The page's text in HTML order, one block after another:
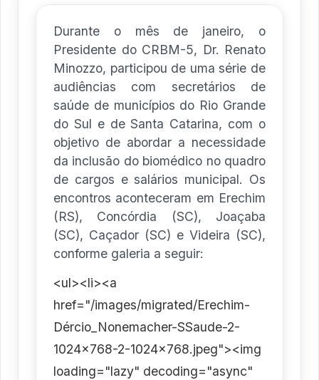
Durante o mês de janeiro, o
Presidente do CRBM-5, Dr. Renato
Minozzo, participou de uma série de
audiências com secretários de
saúde de municípios do Rio Grande
do Sul e de Santa Catarina, com o
objetivo de abordar a necessidade
da inclusão do biomédico no quadro
de cargos e salários municipal. Os
encontros aconteceram em Erechim
(RS), Concórdia (SC), Joaçaba
(SC), Caçador (SC) e Videira (SC),
conforme galeria a seguir:
<ul><li><a
href="/images/migrated/Erechim-
Dércio_Nonemacher-SSaude-2-
1024x768-2-1024x768.jpeg"><img
loading="lazy" decoding="async"